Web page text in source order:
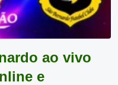
ao vivo
e